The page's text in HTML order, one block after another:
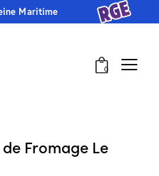
Maritime
0
Fromage Le